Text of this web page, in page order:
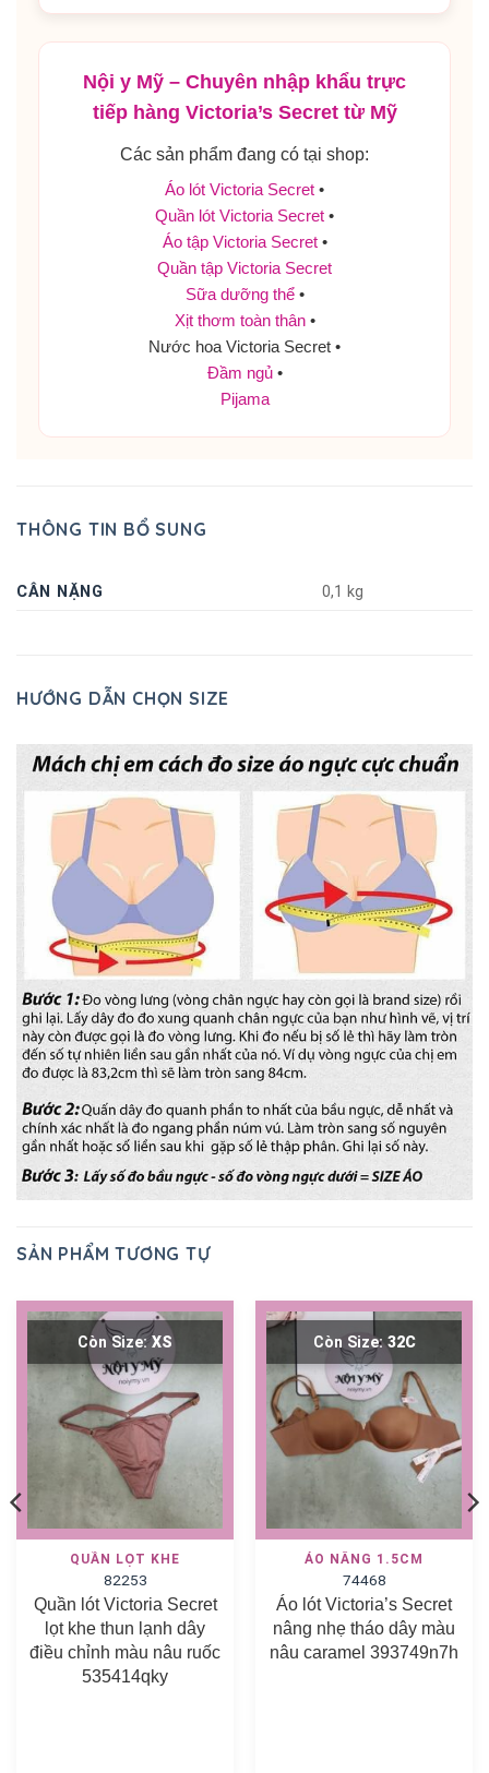
Nội y Mỹ – Chuyên nhập khẩu trực
tiếp hàng Victoria’s Secret từ Mỹ
Các sản phẩm đang có tại shop:
Áo lót Victoria Secret •
Quần lót Victoria Secret •
Áo tập Victoria Secret•
Quần tập Victoria Secret
Sữa dưỡng thể•
Xịt thơm toàn thân•
Nước hoa Victoria Secret •
Đầm ngủ•
Pijama
THÔNG TIN BỔ SUNG
CÂN NẶNG 0,1 kg
HƯỚNG DẪN CHỌN SIZE
SẢN PHẨM TƯƠNG TỰ
Còn Size:XS
QUẦN LỌT KHE
82253
Quần lót Victoria Secret
lọt khe thun lạnh dây
điều chỉnh màu nâu ruốc
535414qky
Còn Size:32C
ÁO NÂNG 1.5CM
74468
Áo lót Victoria’s Secret
nâng nhẹ tháo dây màu
nâu caramel 393749n7h